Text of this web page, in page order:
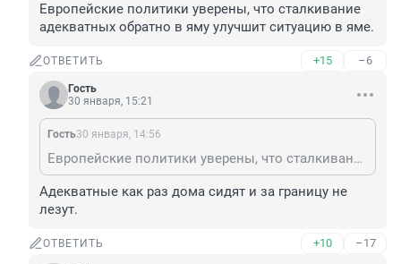
Европейские политики уверены, что сталкивание
адекватных обратно в яму улучшит ситуацию в яме.
ОТВЕТИТЬ +15 –6
Гость
30 января, 15:21
Гость30 января, 14:56
Европейские политики уверены, что сталкивание адекватных обратно в яму улучшит ситуацию в яме.
Адекватные как раз дома сидят и за границу не
лезут.
ОТВЕТИТЬ +10 –17